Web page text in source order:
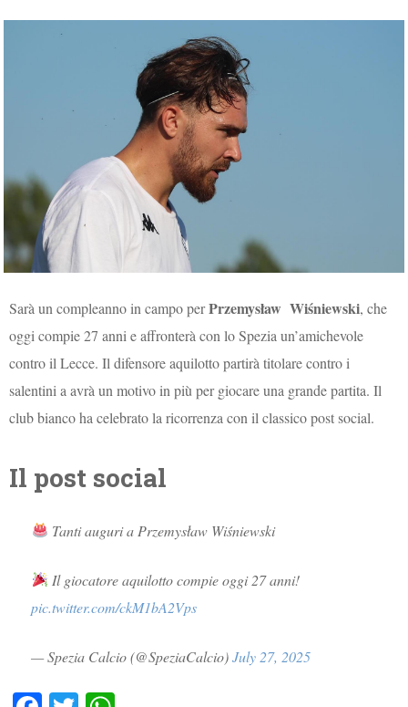
Sarà un compleanno in campo perPrzemysław Wiśniewski, che
oggi compie 27 anni e affronterà con lo Spezia un’amichevole
contro il Lecce. Il difensore aquilotto partirà titolare contro i
salentini a avrà un motivo in più per giocare una grande partita. Il
club bianco ha celebrato la ricorrenza con il classico post social.
Il post social
Tanti auguri a Przemysław Wiśniewski
Il giocatore aquilotto compie oggi 27 anni!
pic.twitter.com/ckM1bA2Vps
— Spezia Calcio (@SpeziaCalcio)July 27, 2025